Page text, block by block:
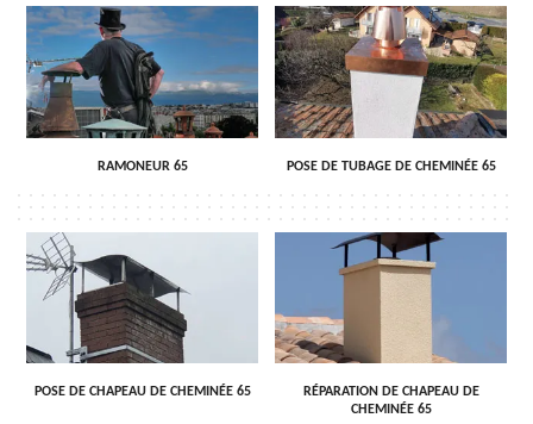
RAMONEUR 65 POSE DE TUBAGE DE CHEMINÉE 65
POSE DE CHAPEAU DE CHEMINÉE 65
RÉPARATION DE CHAPEAU DE
CHEMINÉE 65